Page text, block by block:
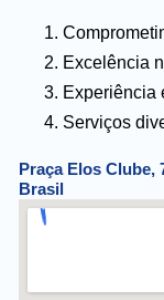
Excelência
Experiência
Serviços
Praça Elos Clube,
Brasil